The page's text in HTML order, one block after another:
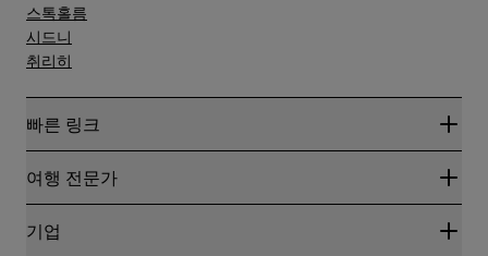
스톡홀름
시드니
취리히
빠른 링크
Radisson Rewards
블로그
여행지
여행 전문가
파트너
기업